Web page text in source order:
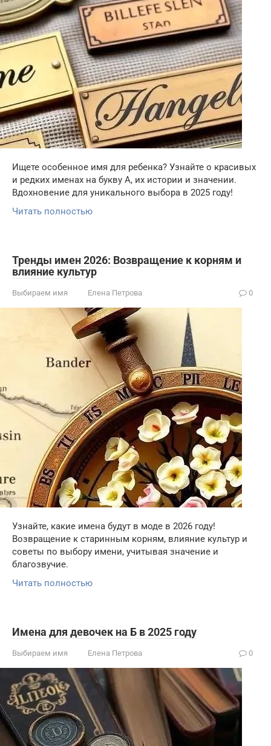
Ищете особенное имя для ребенка? Узнайте о красивых
и редких именах на букву А, их истории и значении.
Вдохновение для уникального выбора в 2025 году!
Читать полностью
Тренды имен 2026: Возвращение к корням и
влияние культур
Выбираем имя Елена Петрова 0
Узнайте, какие имена будут в моде в 2026 году!
Возвращение к старинным корням, влияние культур и
советы по выбору имени, учитывая значение и
благозвучие.
Читать полностью
Имена для девочек на Б в 2025 году
Выбираем имя Елена Петрова 0